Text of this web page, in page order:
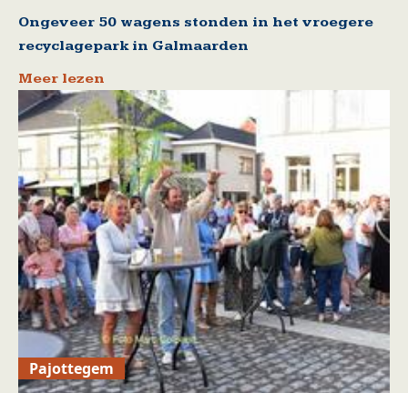
Ongeveer 50 wagens stonden in het vroegere
recyclagepark in Galmaarden
Meer lezen
Pajottegem